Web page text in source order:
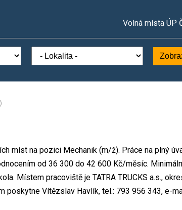
Volná místa ÚP
míst na pozici Mechanik (m/ž). Práce na plný
od 36 300 do 42 600 Kč/měsíc.
Místem pracoviště je TATRA TRUCKS a.s.,
poskytne Vítězslav Havlík, tel.: 793 956 343, e-